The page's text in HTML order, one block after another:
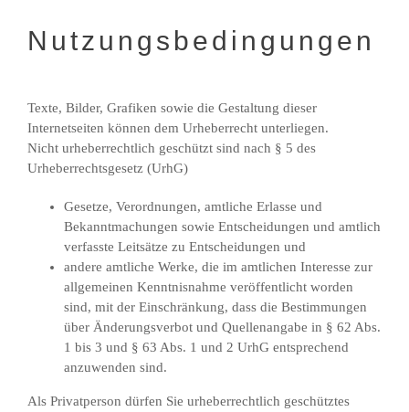
Nutzungsbedingungen
Texte, Bilder, Grafiken sowie die Gestaltung dieser
Internetseiten können dem Urheberrecht unterliegen.
Nicht urheberrechtlich geschützt sind nach § 5 des
Urheberrechtsgesetz (UrhG)
Gesetze, Verordnungen, amtliche Erlasse und
Bekanntmachungen sowie Entscheidungen und amtlich
verfasste Leitsätze zu Entscheidungen und
andere amtliche Werke, die im amtlichen Interesse zur
allgemeinen Kenntnisnahme veröffentlicht worden
sind, mit der Einschränkung, dass die Bestimmungen
über Änderungsverbot und Quellenangabe in § 62 Abs.
1 bis 3 und § 63 Abs. 1 und 2 UrhG entsprechend
anzuwenden sind.
Als Privatperson dürfen Sie urheberrechtlich geschütztes